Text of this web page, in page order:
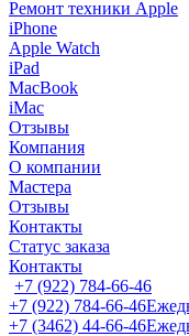
Ремонт техники Apple
iPhone
Apple Watch
iPad
MacBook
iMac
Отзывы
Компания
О компании
Мастера
Отзывы
Контакты
Статус заказа
Контакты
+7 (922) 784-66-46
+7 (922) 784-66-46
+7 (3462) 44-66-46